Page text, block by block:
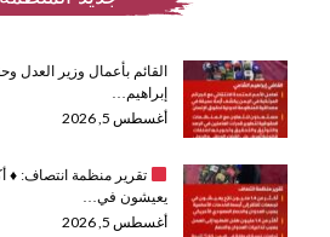
القائم بأعمال وزير العدل
إبراهيم…
أغسطس 5, 2026
تقرير منظمة انتصاف: ♦️
يعيشون في…
أغسطس 5, 2026